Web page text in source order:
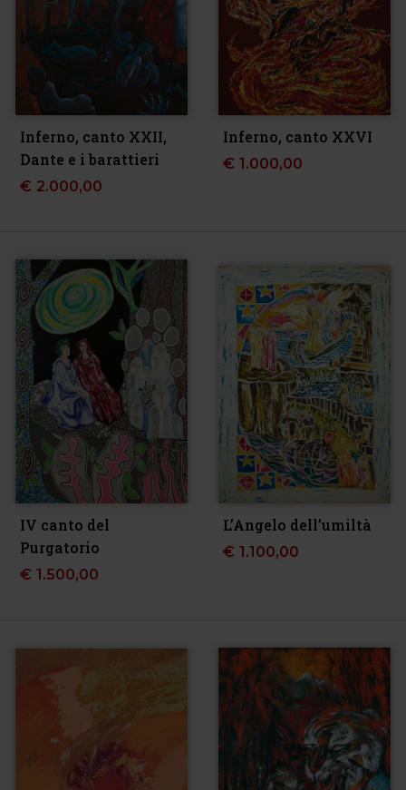
Inferno, canto XXII,
Dante e i barattieri
€ 2.000,00
Inferno, canto XXVI
€ 1.000,00
IV canto del
Purgatorio
€ 1.500,00
L’Angelo dell’umiltà
€ 1.100,00